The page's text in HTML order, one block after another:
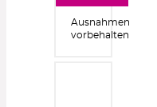
Ausnahmen
vorbehalten